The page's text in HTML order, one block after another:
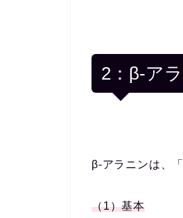
2：β-ア
β-アラニンは、
（1）基本